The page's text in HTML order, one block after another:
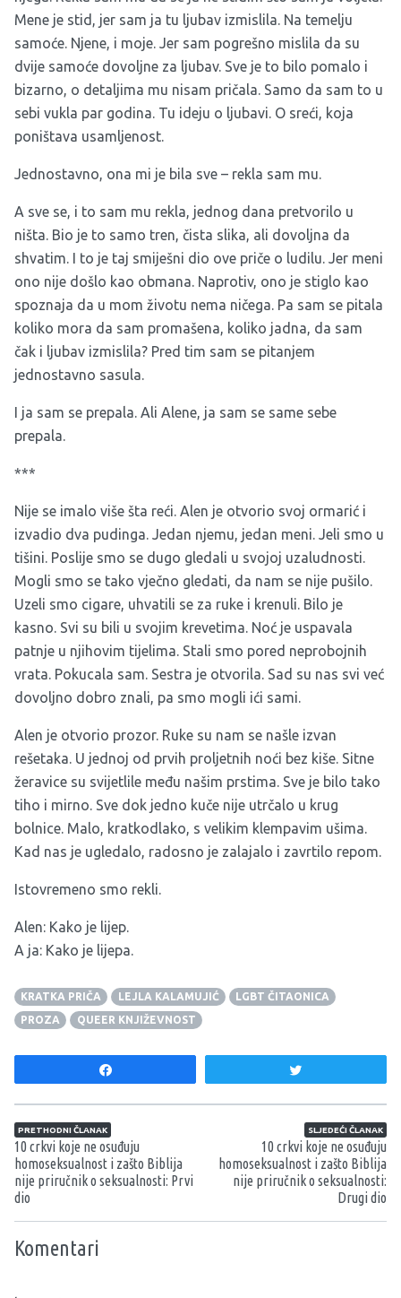
Mene je stid, jer sam ja tu ljubav izmislila. Na temelju
samoće. Njene, i moje. Jer sam pogrešno mislila da su
dvije samoće dovoljne za ljubav. Sve je to bilo pomalo i
bizarno, o detaljima mu nisam pričala. Samo da sam to u
sebi vukla par godina. Tu ideju o ljubavi. O sreći, koja
poništava usamljenost.
Jednostavno, ona mi je bila sve – rekla sam mu.
A sve se, i to sam mu rekla, jednog dana pretvorilo u
ništa. Bio je to samo tren, čista slika, ali dovoljna da
shvatim. I to je taj smiješni dio ove priče o ludilu. Jer meni
ono nije došlo kao obmana. Naprotiv, ono je stiglo kao
spoznaja da u mom životu nema ničega. Pa sam se pitala
koliko mora da sam promašena, koliko jadna, da sam
čak i ljubav izmislila? Pred tim sam se pitanjem
jednostavno sasula.
I ja sam se prepala. Ali Alene, ja sam se same sebe
prepala.
***
Nije se imalo više šta reći. Alen je otvorio svoj ormarić i
izvadio dva pudinga. Jedan njemu, jedan meni. Jeli smo u
tišini. Poslije smo se dugo gledali u svojoj uzaludnosti.
Mogli smo se tako vječno gledati, da nam se nije pušilo.
Uzeli smo cigare, uhvatili se za ruke i krenuli. Bilo je
kasno. Svi su bili u svojim krevetima. Noć je uspavala
patnje u njihovim tijelima. Stali smo pored neprobojnih
vrata. Pokucala sam. Sestra je otvorila. Sad su nas svi već
dovoljno dobro znali, pa smo mogli ići sami.
Alen je otvorio prozor. Ruke su nam se našle izvan
rešetaka. U jednoj od prvih proljetnih noći bez kiše. Sitne
žeravice su svijetlile među našim prstima. Sve je bilo tako
tiho i mirno. Sve dok jedno kuče nije utrčalo u krug
bolnice. Malo, kratkodlako, s velikim klempavim ušima.
Kad nas je ugledalo, radosno je zalajalo i zavrtilo repom.
Istovremeno smo rekli.
Alen: Kako je lijep.
A ja: Kako je lijepa.
KRATKA PRIČA LEJLA KALAMUJIĆ
LGBT ČITAONICA
PROZA
QUEER KNJIŽEVNOST
Navigacija članaka
PRETHODNI ČLANAK
10 crkvi koje ne osuđuju
homoseksualnost i zašto Biblija
nije priručnik o seksualnosti: Prvi
dio
SLJEDEĆI ČLANAK
10 crkvi koje ne osuđuju
homoseksualnost i zašto Biblija
nije priručnik o seksualnosti:
Drugi dio
Komentari